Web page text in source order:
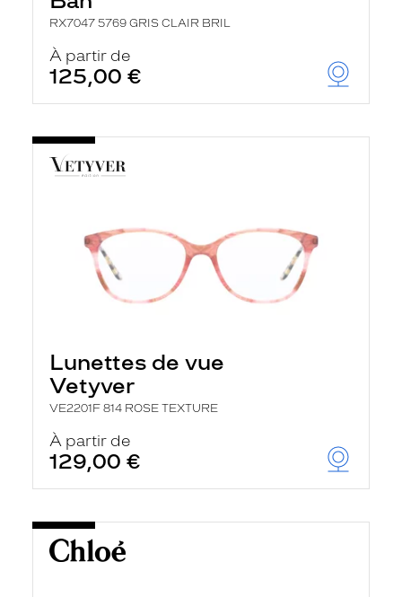
RX7047 5769 GRIS CLAIR BRIL
À partir de
125,00 €
Lunettes de vue
Vetyver
VE2201F 814 ROSE TEXTURE
À partir de
129,00 €